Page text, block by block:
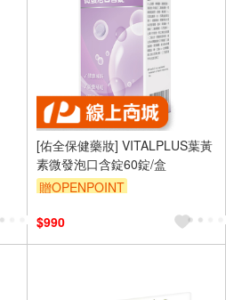
[佑全保健藥妝] VITALPLUS葉黃
素微發泡口含錠60錠/盒
贈OPENPOINT
$990